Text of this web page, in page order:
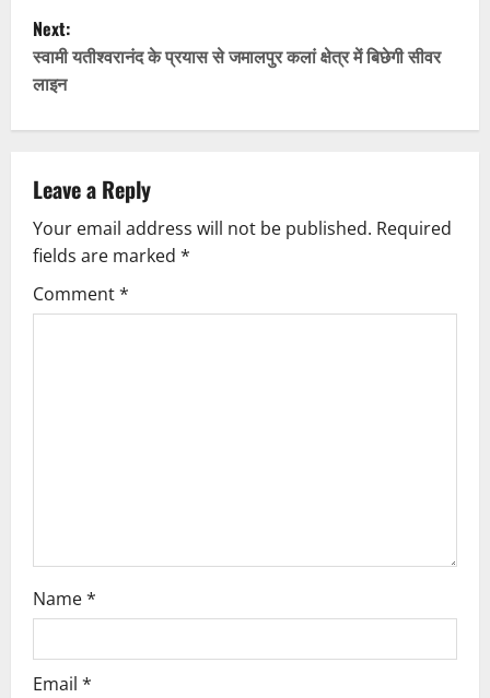
s
t
n
v
i
g
Next:
स्वामी यतीश्वरानंद के प्रयास से जमालपुर कलां क्षेत्र में बिछेगी सीवर
लाइन
Leave a Reply
Your email address will not be published. Required
fields are marked *
Comment*
Name*
Email *